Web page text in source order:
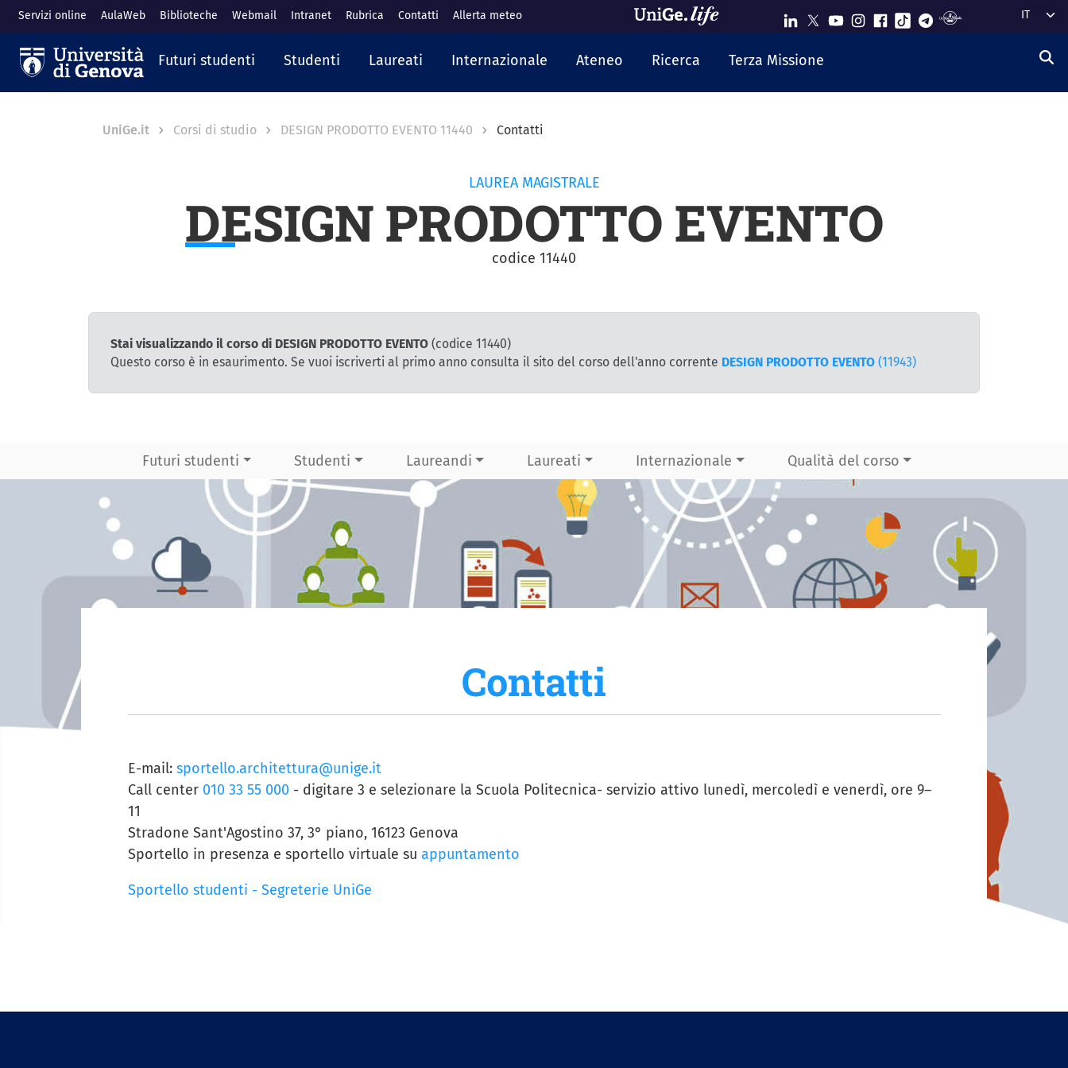
al contenuto principale
Servizi online AulaWeb Biblioteche Webmail Intranet Rubrica Contatti Allerta meteo Select
Navigazione principale
Futuri studenti Studenti Laureati Internazionale Ateneo Ricerca Terza Missione
Breadcrumb
UniGe.it Corsi di studio DESIGN PRODOTTO EVENTO 11440 Contatti
LAUREA MAGISTRALE
DESIGN PRODOTTO EVENTO
codice 11440
Stai visualizzando il corso di DESIGN PRODOTTO EVENTO (codice 11440)
Questo corso è in esaurimento. Se vuoi iscriverti al primo anno consulta il sito del corso dell'anno corrente DESIGN PRODOTTO EVENTO (11943)
Futuri studenti Studenti Laureandi Laureati Internazionale Qualità del corso
Contatti
E-mail: sportello.architettura@unige.it
Call center 010 33 55 000 - digitare 3 e selezionare la Scuola Politecnica- servizio attivo lunedì, mercoledì e venerdì, ore 9–
11
Stradone Sant'Agostino 37, 3° piano, 16123 Genova
Sportello in presenza e sportello virtuale su appuntamento
Sportello studenti - Segreterie UniGe